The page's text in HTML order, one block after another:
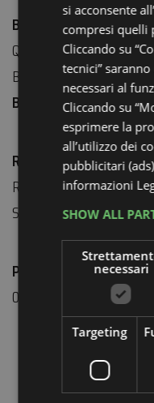
Biglietti:
Quota di
Bambini 0-5 anni
Biglietti online:
Ritrovo:
Ritrovo a Ca’ Vecchia,
San Vitale (coordinate
Per maggiori
0544 528710 –
si acconsente
compresi quelli
Cliccando su
tecnici”
necessari al
Cliccando su
esprimere la
all’utilizzo dei
pubblicitari
informazioni
SHOW ALL
necessari
Targeting